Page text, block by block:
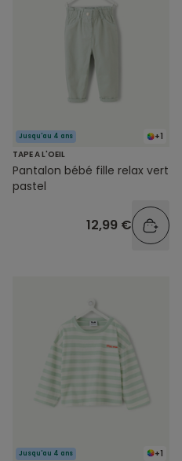
+1
Jusqu'au 4 ans
TAPE A L'OEIL
Pantalon bébé fille relax vert
pastel
12,99 €
+1
Jusqu'au 4 ans